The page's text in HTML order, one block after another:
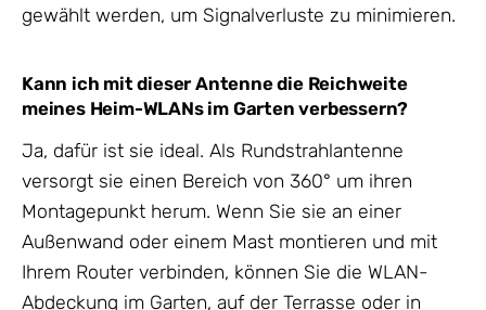
gewählt werden, um Signalverluste zu minimieren.
Kann ich mit dieser Antenne die Reichweite
meines Heim-WLANs im Garten verbessern?
Ja, dafür ist sie ideal. Als Rundstrahlantenne
versorgt sie einen Bereich von 360° um ihren
Montagepunkt herum. Wenn Sie sie an einer
Außenwand oder einem Mast montieren und mit
Ihrem Router verbinden, können Sie die WLAN-
Abdeckung im Garten, auf der Terrasse oder in